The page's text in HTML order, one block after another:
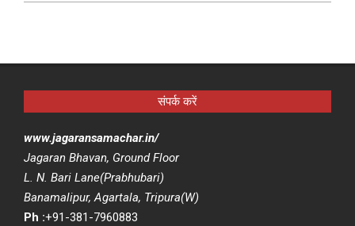
संपर्क करें
www.jagaransamachar.in/
Jagaran Bhavan, Ground Floor
L. N. Bari Lane(Prabhubari)
Banamalipur, Agartala, Tripura(W)
Ph :+91-381-7960883